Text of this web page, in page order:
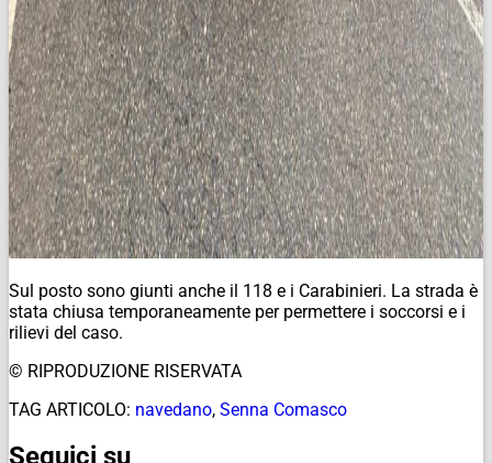
Sul posto sono giunti anche il 118 e i Carabinieri. La strada è
stata chiusa temporaneamente per permettere i soccorsi e i
rilievi del caso.
© RIPRODUZIONE RISERVATA
TAG ARTICOLO: navedano, Senna Comasco